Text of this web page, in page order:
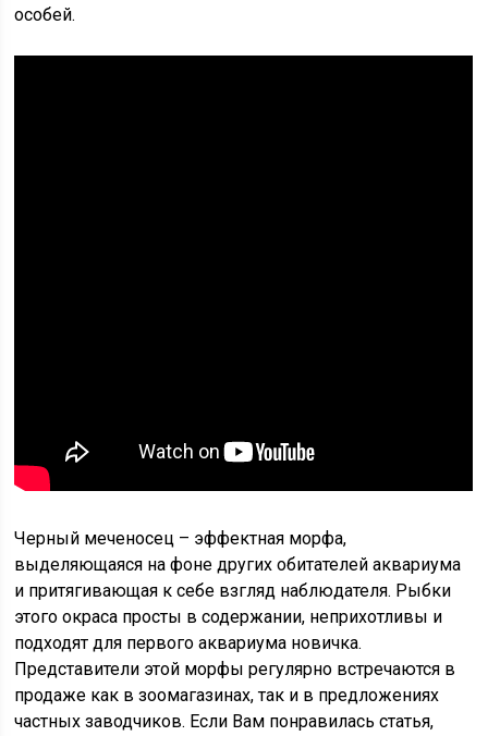
особей.
Черный меченосец – эффектная морфа,
выделяющаяся на фоне других обитателей аквариума
и притягивающая к себе взгляд наблюдателя. Рыбки
этого окраса просты в содержании, неприхотливы и
подходят для первого аквариума новичка.
Представители этой морфы регулярно встречаются в
продаже как в зоомагазинах, так и в предложениях
частных заводчиков. Если Вам понравилась статья,